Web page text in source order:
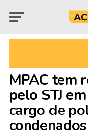
MPAC tem
pelo STJ
cargo de